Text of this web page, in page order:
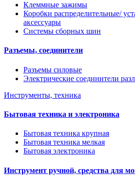
Клеммные зажимы
Коробки распределительные/
аксессуары
Системы сборных шин
Разъемы, соединители
Разъемы силовые
Электрические соединители
Инструменты, техника
Бытовая техника и электроника
Бытовая техника крупная
Бытовая техника мелкая
Бытовая электроника
Инструмент ручной, средства для